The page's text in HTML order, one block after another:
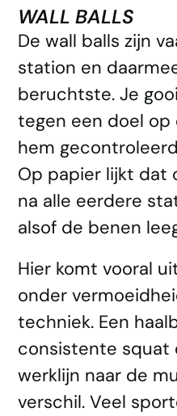
WALL BALLS
De wall balls zijn
station en
beruchtste. Je
tegen een doel
hem
Op papier lijkt dat
na alle eerdere
alsof de benen
Hier komt vooral
onder
techniek. Een
consistente squat
werklijn naar de
verschil. Veel